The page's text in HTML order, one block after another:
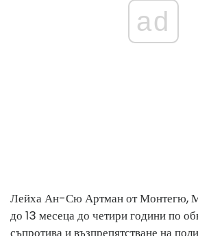
ad
Лейха Ан-Сю Артман от Монтегю,
до 13 месеца до четири години по
съпротива и възпрепятстване на